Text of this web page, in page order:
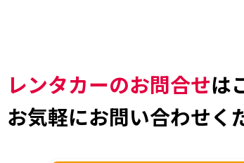
レンタカーのお問合せは
お気軽にお問い合わせく